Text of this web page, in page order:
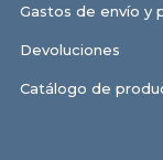
Gastos de envío y
Devoluciones
Catálogo de